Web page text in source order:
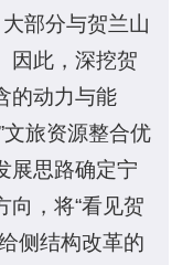
部分与贺兰山
因此，深挖贺
的动力与能
文旅资源整合优
展思路确定宁
向，将“看见贺
侧结构改革的